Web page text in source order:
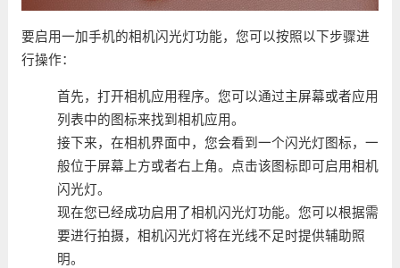
要启用一加手机的相机闪光灯功能，您可以按照以下步骤进
行操作：
首先，打开相机应用程序。您可以通过主屏幕或者应用
列表中的图标来找到相机应用。
接下来，在相机界面中，您会看到一个闪光灯图标，一
般位于屏幕上方或者右上角。点击该图标即可启用相机
闪光灯。
现在您已经成功启用了相机闪光灯功能。您可以根据需
要进行拍摄，相机闪光灯将在光线不足时提供辅助照
明。